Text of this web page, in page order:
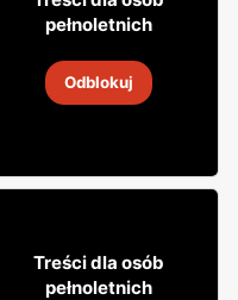
29
Wódka Żołądkowa Gorzka
18 sie 2026
pełnoletnich
Odblokuj
49 99
Treści dla osób
pełnoletnich